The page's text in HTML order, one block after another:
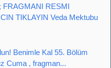
FRAGMANI RESMI
TIKLAYIN Veda Mektubu
Benimle Kal 55. Bölüm
Cuma , fragman...